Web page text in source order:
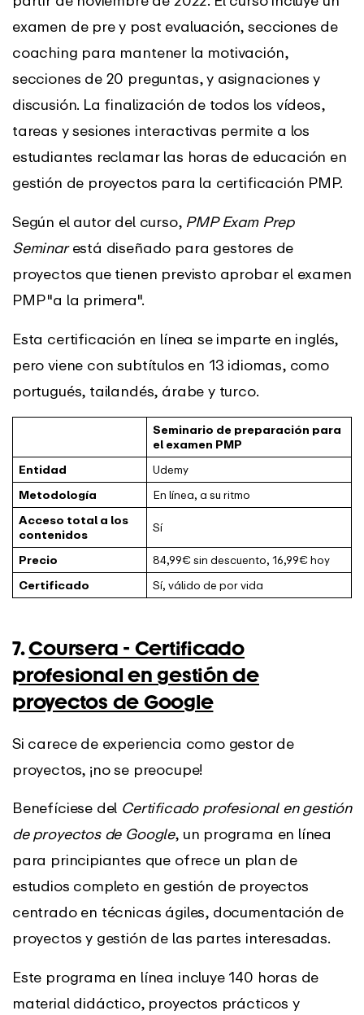
examen de pre y post evaluación, secciones de
coaching para mantener la motivación,
secciones de 20 preguntas, y asignaciones y
discusión. La finalización de todos los vídeos,
tareas y sesiones interactivas permite a los
estudiantes reclamar las horas de educación en
gestión de proyectos para la certificación PMP.
Según el autor del curso, PMP Exam Prep
Seminarestá diseñado para gestores de
proyectos que tienen previsto aprobar el examen
PMP "a la primera".
Esta certificación en línea se imparte en inglés,
pero viene con subtítulos en 13 idiomas, como
portugués, tailandés, árabe y turco.
Seminario de preparación para
el examen PMP
Entidad
Udemy
Metodología
En línea, a su ritmo
Acceso total a los
contenidos
Sí
Precio
84,99€ sin descuento, 16,99€ hoy
Certificado
Sí, válido de por vida
7.Coursera - Certificado
profesional en gestión de
proyectos de Google
Si carece de experiencia como gestor de
proyectos, ¡no se preocupe!
Benefíciese del Certificado profesional en gestión
de proyectos de Google, un programa en línea
para principiantes que ofrece un plan de
estudios completo en gestión de proyectos
centrado en técnicas ágiles, documentación de
proyectos y gestión de las partes interesadas.
Este programa en línea incluye 140 horas de
material didáctico, proyectos prácticos y